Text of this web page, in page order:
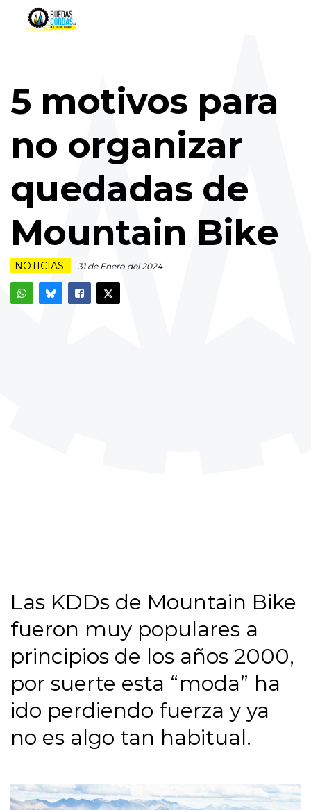
5 motivos para
no organizar
quedadas de
Mountain Bike
NOTICIAS 31 de Enero del 2024
Las KDDs de Mountain Bike
fueron muy populares a
principios de los años 2000,
por suerte esta “moda” ha
ido perdiendo fuerza y ya
no es algo tan habitual.